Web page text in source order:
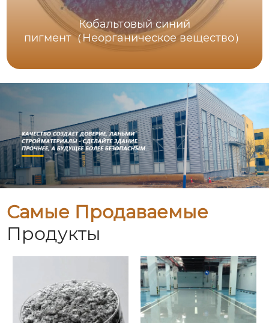
Кобальтовый синий
пигмент（Неорганическое вещество）
Самые Продаваемые
Продукты